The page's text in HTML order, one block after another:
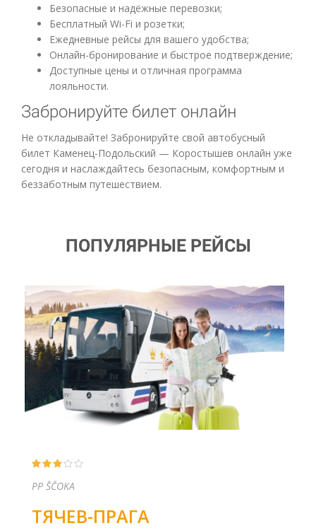
Безопасные и надёжные перевозки;
Бесплатный Wi-Fi и розетки;
Ежедневные рейсы для вашего удобства;
Онлайн-бронирование и быстрое подтверждение;
Доступные цены и отличная программа
лояльности.
Забронируйте билет онлайн
Не откладывайте! Забронируйте свой автобусный
билет Каменец-Подольский — Коростышев онлайн уже
сегодня и наслаждайтесь безопасным, комфортным и
беззаботным путешествием.
ПОПУЛЯРНЫЕ РЕЙСЫ
PP ŠČOKA
ТЯЧЕВ-ПРАГА